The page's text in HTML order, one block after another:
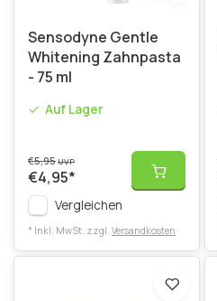
Sensodyne Gentle
Whitening Zahnpasta
- 75 ml
Auf Lager
€5,95UVP
€4,95*
Vergleichen
* Inkl. MwSt. zzgl. Versandkosten